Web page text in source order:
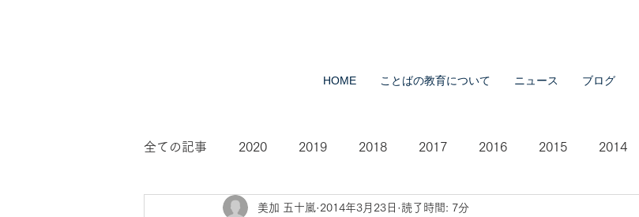
HOME ことばの教育について ニュース ブログ
全ての記事 2020 2019 2018 2017 2016 2015 2014
2009 2008 2007 2021
美加 五十嵐 2014年3月23日 読了時間: 7分